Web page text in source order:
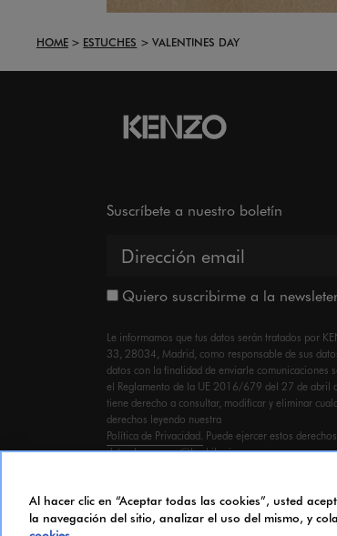
HOME ESTUCHES VALENTINES DAY
Suscríbete a nuestro boletín
Quiero suscribirme a la
Le informamos que tus datos serán tratados por
33, 28034, Madrid, como responsable de sus
datos con la finalidad de enviarle comunicaciones
el Reglamento de la UE 2016/679 del 27 de abril
tiene derecho a consultar, modificar y eliminar
derechos leyendo nuestra
Política de Privacidad. Puede ejercer estos
datos.kenzo.esp@lvmhiberia.com
© 2023 KENZO PARFUMS
Al hacer clic en “Aceptar todas las cookies”, usted
la navegación del sitio, analizar el uso del mismo, y